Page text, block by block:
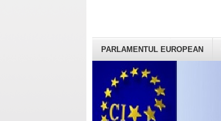
PARLAMENTUL EUROPEAN